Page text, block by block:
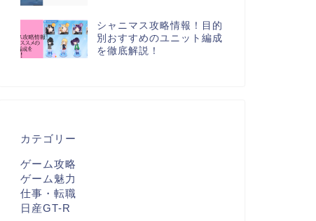
シャニマス攻略情報！目的
別おすすめのユニット編成
を徹底解説！
カテゴリー
ゲーム攻略
ゲーム魅力
仕事・転職
日産GT-R